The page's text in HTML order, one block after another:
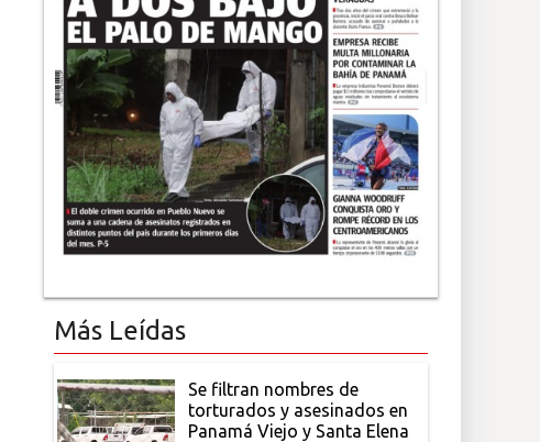
Más Leídas
Se filtran nombres de
torturados y asesinados en
Panamá Viejo y Santa Elena